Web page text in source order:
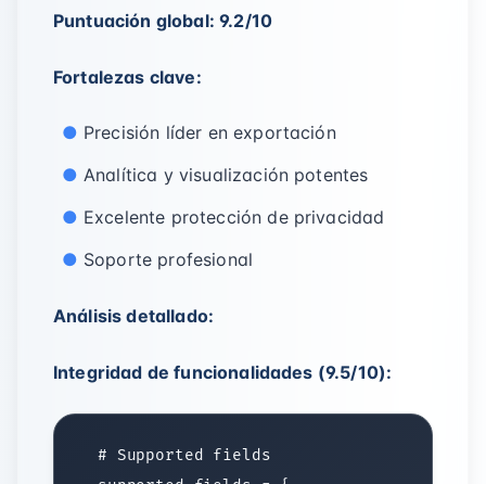
Puntuación global: 9.2/10
Fortalezas clave:
Precisión líder en exportación
Analítica y visualización potentes
Excelente protección de privacidad
Soporte profesional
Análisis detallado:
Integridad de funcionalidades (9.5/10):